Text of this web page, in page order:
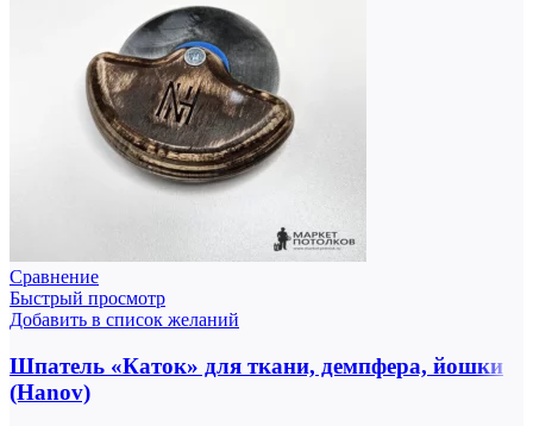
Сравнение
Быстрый просмотр
Добавить в список желаний
Шпатель «Каток» для ткани, демпфера, йошки
(Hanov)